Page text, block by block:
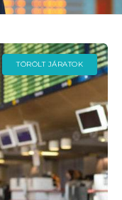
TÖRÖLT JÁRATOK